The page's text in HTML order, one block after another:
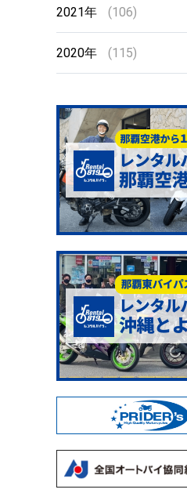
2021年 (106)
2020年 (115)